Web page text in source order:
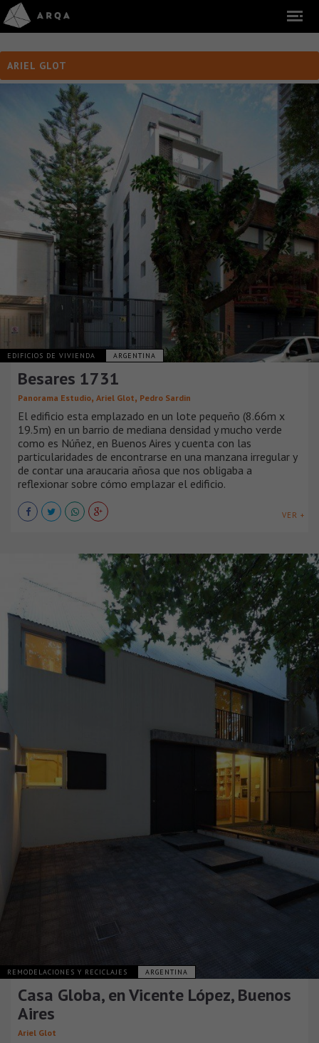
ARIEL GLOT
EDIFICIOS DE VIVIENDA ARGENTINA
Besares 1731
Panorama Estudio, Ariel Glot, Pedro Sardin
El edificio esta emplazado en un lote pequeño (8.66m x
19.5m) en un barrio de mediana densidad y mucho verde
como es Núñez, en Buenos Aires y cuenta con las
particularidades de encontrarse en una manzana irregular y
de contar una araucaria añosa que nos obligaba a
reflexionar sobre cómo emplazar el edificio.
VER +
REMODELACIONES Y RECICLAJES ARGENTINA
Casa Globa, en Vicente López, Buenos
Aires
Ariel Glot